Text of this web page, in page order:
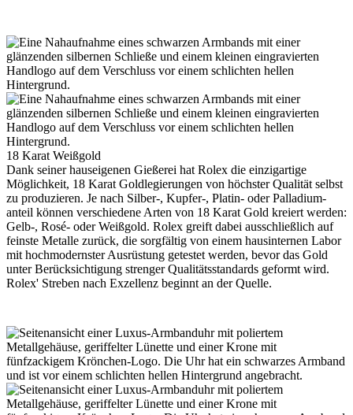
18 Karat Weißgold
Dank seiner hauseigenen Gießerei hat Rolex die einzigartige
Möglichkeit, 18 Karat Gold­legierungen von höchster Qualität selbst
zu produzieren. Je nach Silber-, Kupfer-, Platin- oder Palladium­
anteil können verschiedene Arten von 18 Karat Gold kreiert werden:
Gelb-, Rosé- oder Weißgold. Rolex greift dabei ausschließlich auf
feinste Metalle zurück, die sorgfältig von einem hausinternen Labor
mit hochmodernster Ausrüstung getestet werden, bevor das Gold
unter Berücksichtigung strenger Qualitäts­standards geformt wird.
Rolex' Streben nach Exzellenz beginnt an der Quelle.